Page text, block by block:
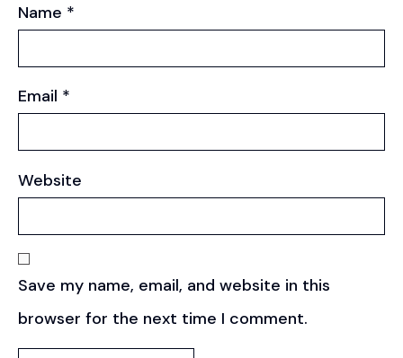
Name *
Email *
Website
Save my name, email, and website in this
browser for the next time I comment.